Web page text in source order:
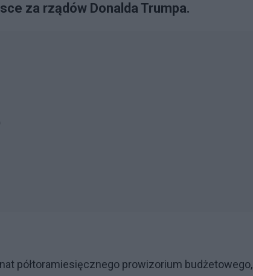
za rządów Donalda Trumpa.
półtoramiesięcznego prowizorium budżetowego,